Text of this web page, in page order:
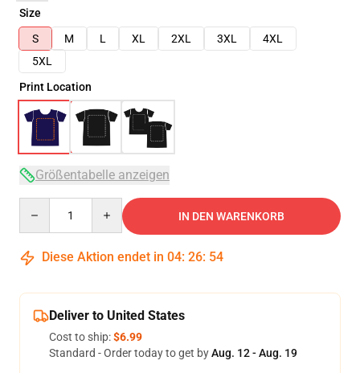
Size
S
M L XL 2XL 3XL
4XL
5XL
Print Location
Größentabelle anzeigen
IN DEN WARENKORB
Diese Aktion endet in 04: 26: 54
Deliver to United States
Cost to ship:$6.99
Standard - Order today to get byAug. 12 - Aug. 19